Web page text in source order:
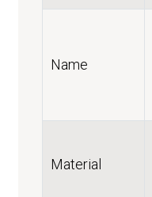
Name
Material